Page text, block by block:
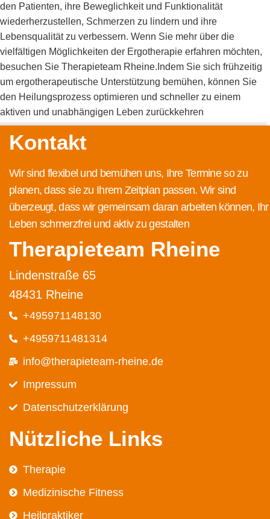
den Patienten, ihre Beweglichkeit und Funktionalität
wiederherzustellen, Schmerzen zu lindern und ihre
Lebensqualität zu verbessern. Wenn Sie mehr über die
vielfältigen Möglichkeiten der Ergotherapie erfahren möchten,
besuchen Sie Therapieteam Rheine.Indem Sie sich frühzeitig
um ergotherapeutische Unterstützung bemühen, können Sie
den Heilungsprozess optimieren und schneller zu einem
aktiven und unabhängigen Leben zurückkehren
Kontakt
Wir sind flexibel und bemühen uns, Ihre Termine so zu
planen, dass sie zu Ihrem Zeitplan passen. Wir sind
überzeugt, dass wir gemeinsam daran arbeiten können, Ihr
Leben schmerzfrei und aktiv zu gestalten
Therapieteam Rheine
Lindenstraße 65
48431 Rheine
+495971148130
+4959711481314
info@therapieteam-rheine.de
Impressum
Datenschutz­erklärung
Nützliche Links
Therapie
Medizinische Fitness
Heilpraktiker